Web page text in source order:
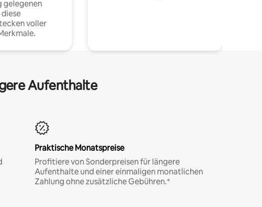
gelegenen
voller
Aufenthalte
Praktische Monatspreise
Profitiere von Sonderpreisen für längere
Aufenthalte und einer einmaligen monatlichen
Zahlung ohne zusätzliche Gebühren.*